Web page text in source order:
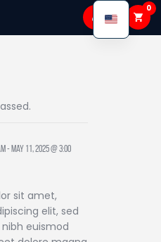
0
- May 11, 2025 @ 3:00
sit amet,
elit, sed
euismod